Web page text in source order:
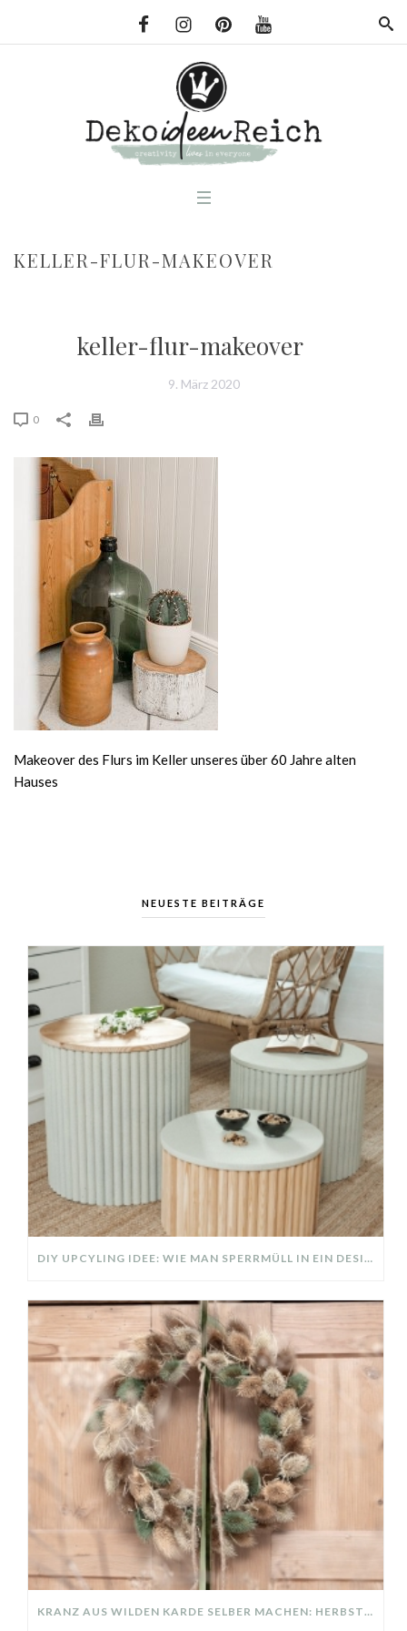
KELLER-FLUR-MAKEOVER
keller-flur-makeover
9. März 2020
0
Makeover des Flurs im Keller unseres über 60 Jahre alten
Hauses
NEUESTE BEITRÄGE
DIY UPCYLING IDEE: WIE MAN SPERRMÜLL IN EIN DESIGNER TEIL VERWANDELT
KRANZ AUS WILDEN KARDE SELBER MACHEN: HERBSTDEKO GANZ EINFACH